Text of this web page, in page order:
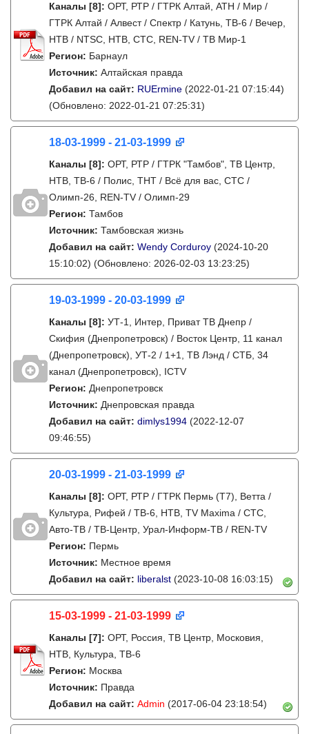
Каналы [8]: ОРТ, РТР / ГТРК Алтай, АТН / Мир /
ГТРК Алтай / Алвест / Спектр / Катунь, ТВ-6 / Вечер,
НТВ / NTSC, НТВ, СТС, REN-TV / ТВ Мир-1
Регион: Барнаул
Источник: Алтайская правда
Добавил на сайт: RUErmine (2022-01-21 07:15:44)
(Обновлено: 2022-01-21 07:25:31)
18-03-1999 - 21-03-1999
Каналы [8]: ОРТ, РТР / ГТРК "Тамбов", ТВ Центр,
НТВ, ТВ-6 / Полис, ТНТ / Всё для вас, СТС /
Олимп-26, REN-TV / Олимп-29
Регион: Тамбов
Источник: Тамбовская жизнь
Добавил на сайт: Wendy Corduroy (2024-10-20
15:10:02) (Обновлено: 2026-02-03 13:23:25)
19-03-1999 - 20-03-1999
Каналы [8]: УТ-1, Интер, Приват ТВ Днепр /
Скифия (Днепропетровск) / Восток Центр, 11 канал
(Днепропетровск), УТ-2 / 1+1, ТВ Лэнд / СТБ, 34
канал (Днепропетровск), ICTV
Регион: Днепропетровск
Источник: Днепровская правда
Добавил на сайт: dimlys1994 (2022-12-07
09:46:55)
20-03-1999 - 21-03-1999
Каналы [8]: ОРТ, РТР / ГТРК Пермь (Т7), Ветта /
Культура, Рифей / ТВ-6, НТВ, TV Maxima / СТС,
Авто-ТВ / ТВ-Центр, Урал-Информ-ТВ / REN-TV
Регион: Пермь
Источник: Местное время
Добавил на сайт: liberalst (2023-10-08 16:03:15)
15-03-1999 - 21-03-1999
Каналы [7]: ОРТ, Россия, ТВ Центр, Московия,
НТВ, Культура, ТВ-6
Регион: Москва
Источник: Правда
Добавил на сайт: Admin (2017-06-04 23:18:54)